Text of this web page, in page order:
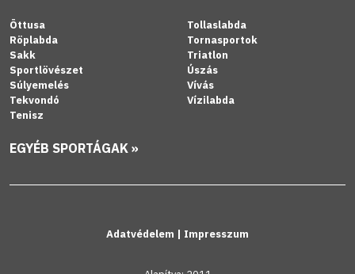
Öttusa
Röplabda
Sakk
Sportlövészet
Súlyemelés
Tekvondó
Tenisz
Tollaslabda
Tornasportok
Triatlon
Úszás
Vívás
Vízilabda
EGYÉB SPORTÁGAK »
Adatvédelem | Impresszum